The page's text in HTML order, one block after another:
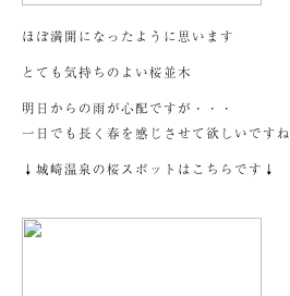
ほぼ満開になったように思います
とても気持ちのよい桜並木
明日からの雨が心配ですが・・・
一日でも長く春を感じさせて欲しいですね
↓城崎温泉の桜スポットはこちらです↓